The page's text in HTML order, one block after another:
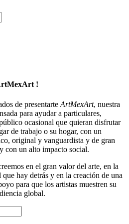
!
de presentarte ArtMexArt, nuestra
para ayudar a particulares,
ocasional que quieran disfrutar
de trabajo o su hogar, con un
original y vanguardista y de gran
con un alto impacto social.
en el gran valor del arte, en la
hay detrás y en la creación de una
para que los artistas muestren su
global.